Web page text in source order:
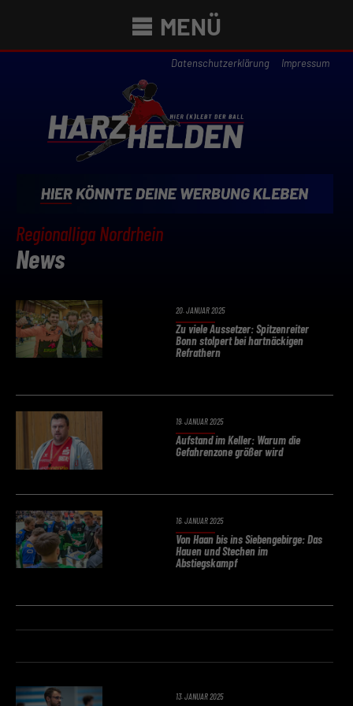
MENÜ
Datenschutzerklärung Impressum
Regionalliga Nordrhein
News
20. JANUAR 2025
Zu viele Aussetzer: Spitzenreiter
Bonn stolpert bei hartnäckigen
Refrathern
19. JANUAR 2025
Aufstand im Keller: Warum die
Gefahrenzone größer wird
16. JANUAR 2025
Von Haan bis ins Siebengebirge: Das
Hauen und Stechen im
Abstiegskampf
13. JANUAR 2025